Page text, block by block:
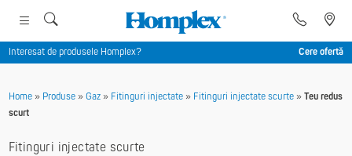
Interesat de produsele Homplex? Cere ofertă
Home» Produse» Gaz» Fitinguri injectate» Fitinguri injectate scurte» Teu redus
scurt
Fitinguri injectate scurte